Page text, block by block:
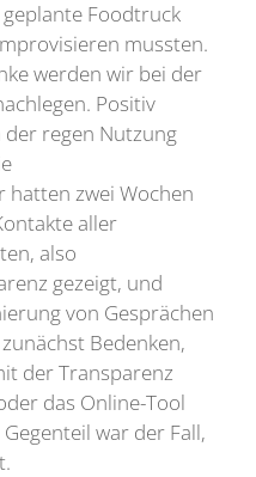
Foodtruck
mussten.
werden wir bei der
Positiv
regen Nutzung
zwei Wochen
aller
also
gezeigt, und
von Gesprächen
Bedenken,
der Transparenz
das Online-Tool
war der Fall,